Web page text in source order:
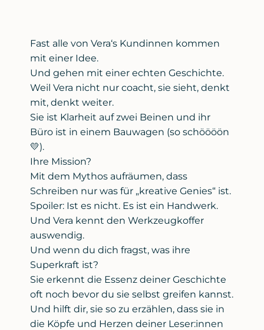
Fast alle von Vera‘s Kundinnen kommen
mit einer Idee.
Und gehen mit einer echten Geschichte.
Weil Vera nicht nur coacht, sie sieht, denkt
mit, denkt weiter.
Sie ist Klarheit auf zwei Beinen und ihr
Büro ist in einem Bauwagen (so schöööön
💛).
Ihre Mission?
Mit dem Mythos aufräumen, dass
Schreiben nur was für „kreative Genies“ ist.
Spoiler: Ist es nicht. Es ist ein Handwerk.
Und Vera kennt den Werkzeugkoffer
auswendig.
Und wenn du dich fragst, was ihre
Superkraft ist?
Sie erkennt die Essenz deiner Geschichte
oft noch bevor du sie selbst greifen kannst.
Und hilft dir, sie so zu erzählen, dass sie in
die Köpfe und Herzen deiner Leser:innen